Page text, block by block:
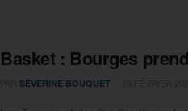
Basket : Bourges
SÉVERINE BOUQUET